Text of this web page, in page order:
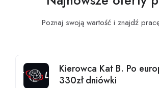
Poznaj swoją wartość i znajdź
Kierowca Kat B. Po
330zł dniówki